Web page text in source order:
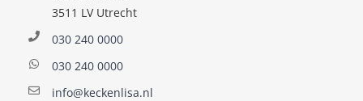
3511 LV Utrecht
030 240 0000
030 240 0000
info@keckenlisa.nl